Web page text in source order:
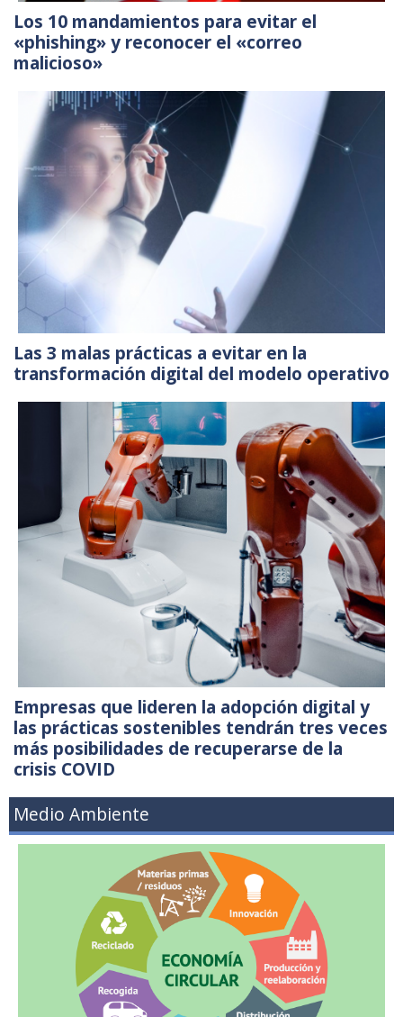
Los 10 mandamientos para evitar el
«phishing» y reconocer el «correo
malicioso»
Las 3 malas prácticas a evitar en la
transformación digital del modelo operativo
Empresas que lideren la adopción digital y
las prácticas sostenibles tendrán tres veces
más posibilidades de recuperarse de la
crisis COVID
Medio Ambiente